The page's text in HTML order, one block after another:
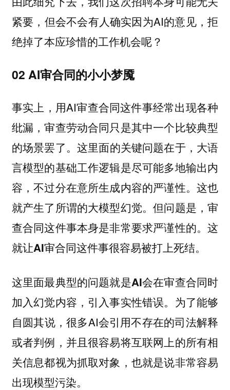
紧要，但会不会有人确实因为AI的意见，拒
绝掉了本应珍惜的工作机会呢？
02 AI审合同的小小梦魇
事实上，用AI审查合同这件事经常出现各种
纰漏，审查劳动合同只是其中一个比较典型
的场景罢了。 这里面的关键问题在于，大语
言模型的基础工作逻辑是尽可能多地输出内
容，不过分在意所生成内容的严谨性。这也
就产生了所谓的大模型幻觉。但问题是，审
查合同这件事本身是非常要求严谨性的。这
就让AI审合同这件事很容易被打上死结。
这里面最典型的问题就是AI会在审查合同时
加入幻觉内容，引入事实性错误。 为了能够
自圆其说，很多AI会引用不存在的司法解释
或者判例，并且很容易将互联网上的所有相
关信息都视为抓取对象，也就是说非常容易
出现模型污染。